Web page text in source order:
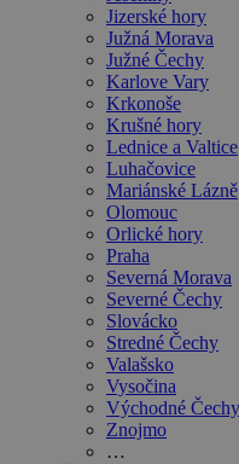
Jizerské hory
Južná Morava
Južné Čechy
Karlove Vary
Krkonoše
Krušné hory
Lednice a Valtice
Luhačovice
Mariánské Lázně
Olomouc
Orlické hory
Praha
Severná Morava
Severné Čechy
Slovácko
Stredné Čechy
Valašsko
Vysočina
Východné Čechy
Znojmo
…